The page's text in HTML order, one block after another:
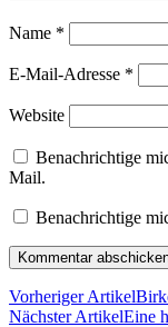
Name *
E-Mail-Adresse *
Website
Benachrichtige
Mail.
Benachrichtige
Vorheriger Artikel
Nächster ArtikelEine